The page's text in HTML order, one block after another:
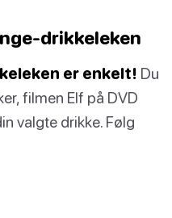
drikkeleken
er enkelt! Du
filmen Elf på DVD
valgte drikke. Følg